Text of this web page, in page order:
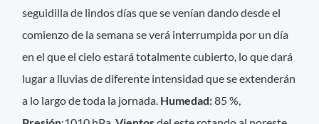
seguidilla de lindos días que se venían dando desde el
comienzo de la semana se verá interrumpida por un día
en el que el cielo estará totalmente cubierto, lo que dará
lugar a lluvias de diferente intensidad que se extenderán
a lo largo de toda la jornada. Humedad:85 %,